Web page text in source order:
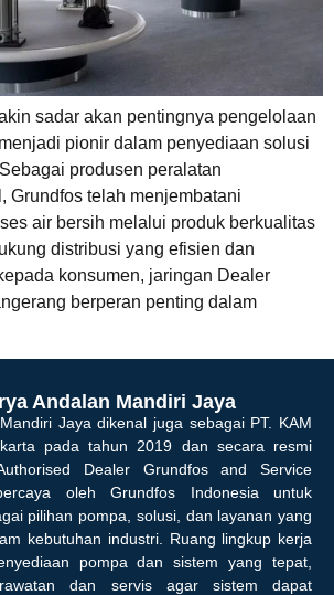
sadar akan pentingnya pengelolaan
pionir dalam penyediaan solusi
produsen peralatan
Grundfos telah menjembatani
air bersih melalui produk berkualitas
distribusi yang efisien dan
konsumen, jaringan Dealer
berperan penting dalam
Andalan Mandiri Jaya
Jaya dikenal juga sebagai PT. KAM
pada tahun 2019 dan secara resmi
Dealer Grundfos and Service
oleh Grundfos Indonesia untuk
pilihan pompa, solusi, dan layanan yang
kebutuhan industri. Ruang lingkup kerja
pompa dan sistem yang tepat,
dan servis agar sistem dapat